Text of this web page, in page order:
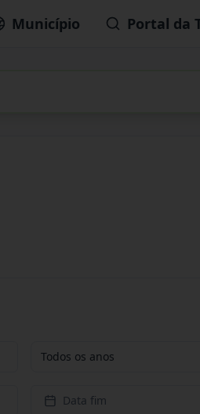
Município Portal da
Todos os anos
Data fim